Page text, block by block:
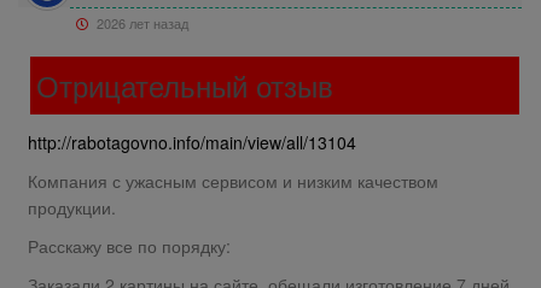
2026 лет назад
Отрицательный отзыв
http://rabotagovno.info/main/view/all/13104
Компания с ужасным сервисом и низким качеством
продукции.
Расскажу все по порядку: